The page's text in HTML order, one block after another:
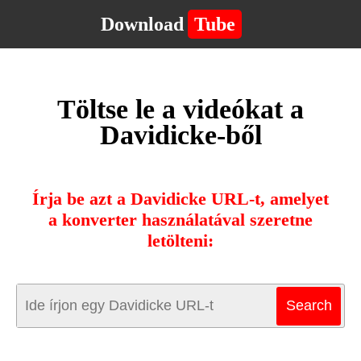
Download Tube
Töltse le a videókat a
Davidicke-ből
Írja be azt a Davidicke URL-t, amelyet
a konverter használatával szeretne
letölteni: